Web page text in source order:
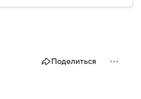
об этом городе федерального
Поделиться